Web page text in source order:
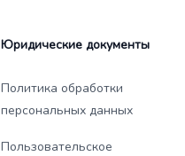
Юридические документы
Политика обработки
персональных данных
Пользовательское